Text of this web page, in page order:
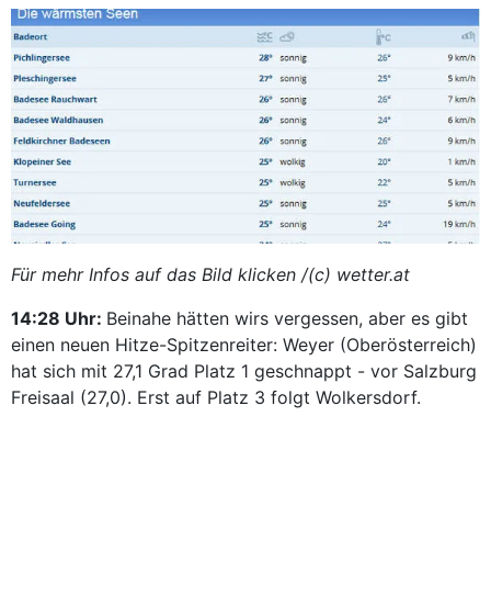
Für mehr Infos auf das Bild klicken /(c) wetter.at
14:28 Uhr: Beinahe hätten wirs vergessen, aber es gibt
einen neuen Hitze-Spitzenreiter: Weyer (Oberösterreich)
hat sich mit 27,1 Grad Platz 1 geschnappt - vor Salzburg
Freisaal (27,0). Erst auf Platz 3 folgt Wolkersdorf.